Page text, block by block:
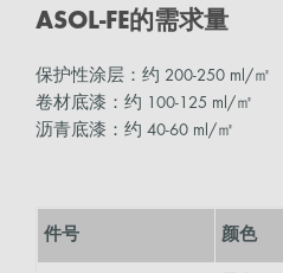
ASOL-FE的需求量
保护性涂层：约 200-250 ml/㎡
卷材底漆：约 100-125 ml/㎡
沥青底漆：约 40-60 ml/㎡
件号 颜色